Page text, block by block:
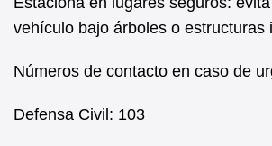
vehículo bajo árboles o estructuras
Números de contacto en caso de
Defensa Civil: 103